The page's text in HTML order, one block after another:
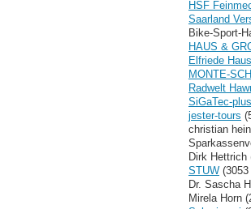
HSF
Saarland
Bike-Sport-
HAUS &
Elfriede Haus
MONTE-
Radwelt
SiGaTec-plus
jester-tours
christian
Dirk Hettrich
STUW (3053
Dr. Sascha
Mirela Horn